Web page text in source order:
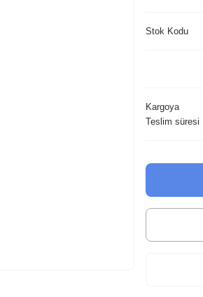
Stok Kodu
Kargoya
Teslim süresi